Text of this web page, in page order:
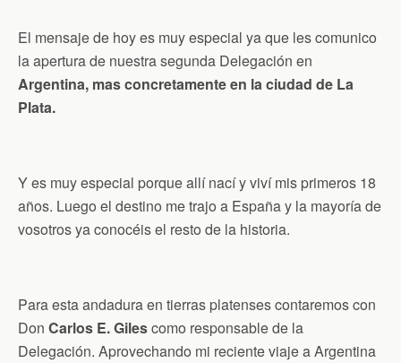
El mensaje de hoy es muy especial ya que les comunico
la apertura de nuestra segunda Delegación en
Argentina, mas concretamente en la ciudad de La
Plata.
Y es muy especial porque allí nací y viví mis primeros 18
años. Luego el destino me trajo a España y la mayoría de
vosotros ya conocéis el resto de la historia.
Para esta andadura en tierras platenses contaremos con
Don Carlos E. Gilescomo responsable de la
Delegación. Aprovechando mi reciente viaje a Argentina